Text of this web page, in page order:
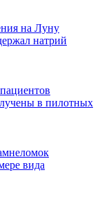
на Луну
натрий
в пилотных
вида